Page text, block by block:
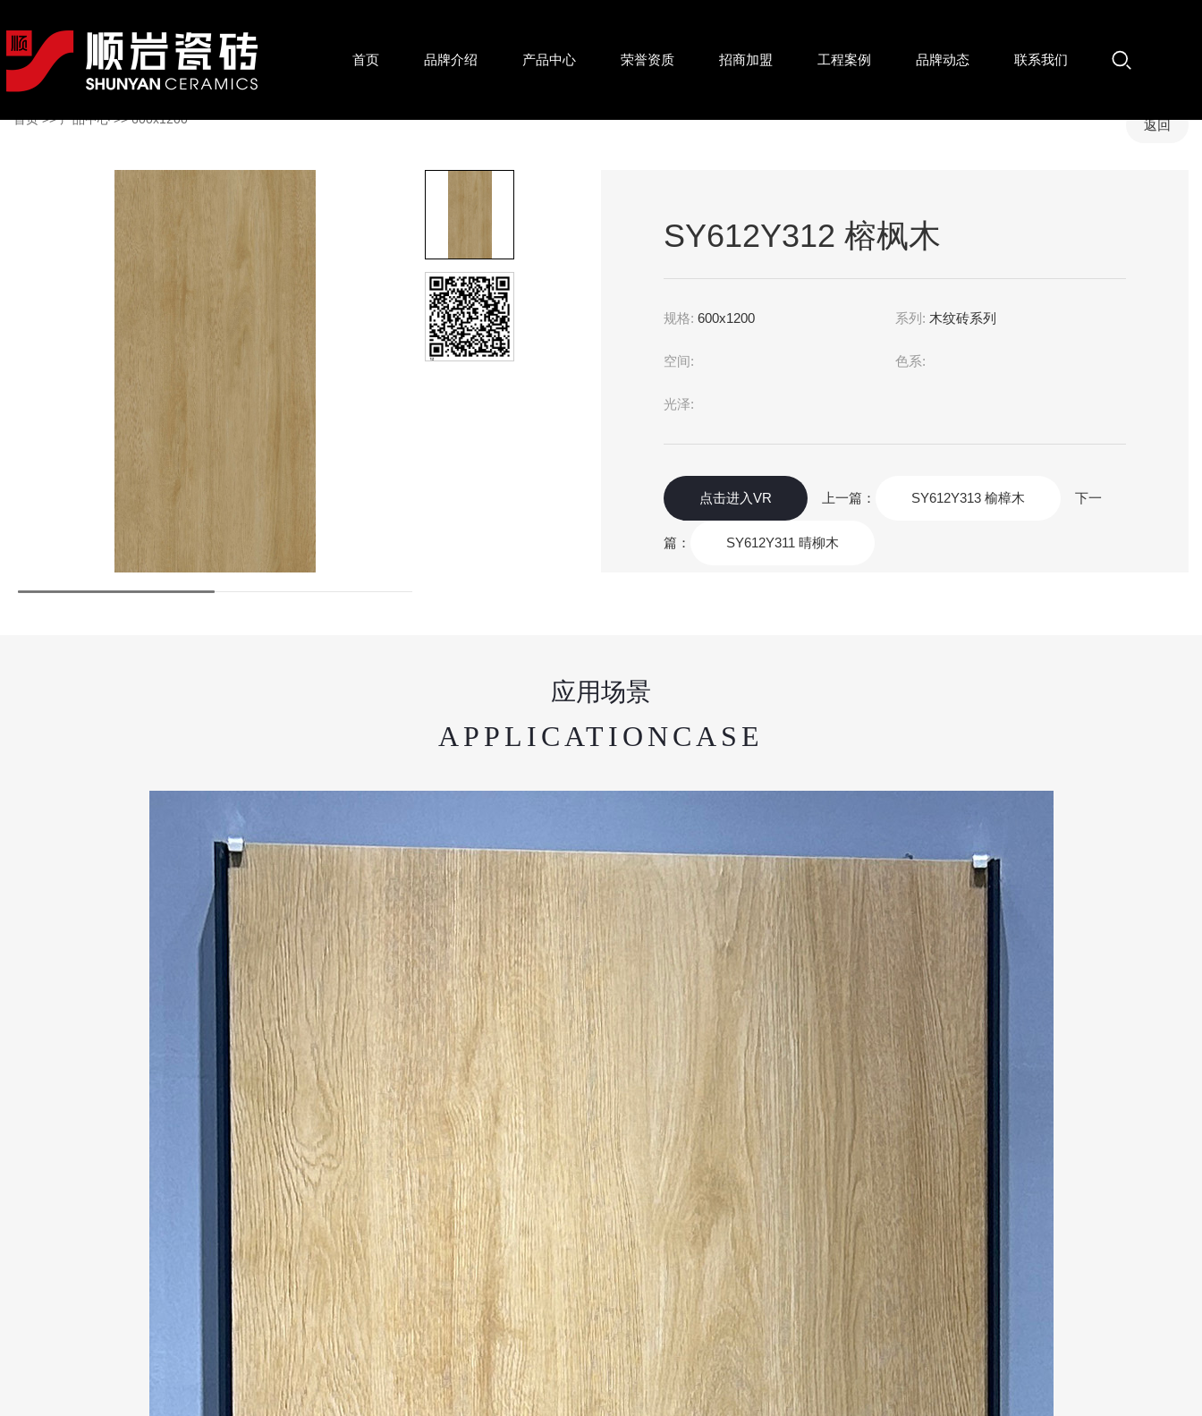
首页 品牌介绍 产品中心 荣誉资质 招商加盟 工程案例 品牌动态 联系我们
首页>>产品中心>>600x1200 返回
SY612Y312 榕枫木
规格: 600x1200 系列: 木纹砖系列
空间: 色系:
光泽:
点击进入VR 上一篇： SY612Y313 榆樟木 下一
篇： SY612Y311 晴柳木
应用场景
APPLICATIONCASE